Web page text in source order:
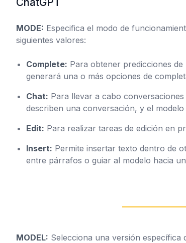
MODE: Especifica el modo de
siguientes valores:
Complete: Para obtener predicciones
generará una o más opciones de
Chat: Para llevar a cabo
describen una conversación, y el
Edit: Para realizar tareas de edición en
Insert: Permite insertar texto dentro de
entre párrafos o guiar al modelo hacia
MODEL: Selecciona una versión específica